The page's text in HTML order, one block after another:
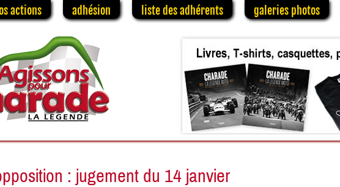
actions adhésion liste des adhérents galeries photos
: jugement du 14 janvier